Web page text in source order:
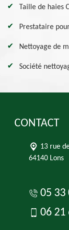
Taille de haies
Prestataire
Nettoyage de
Société
CONTACT
13 rue
64140 Lons
05 33
06 21